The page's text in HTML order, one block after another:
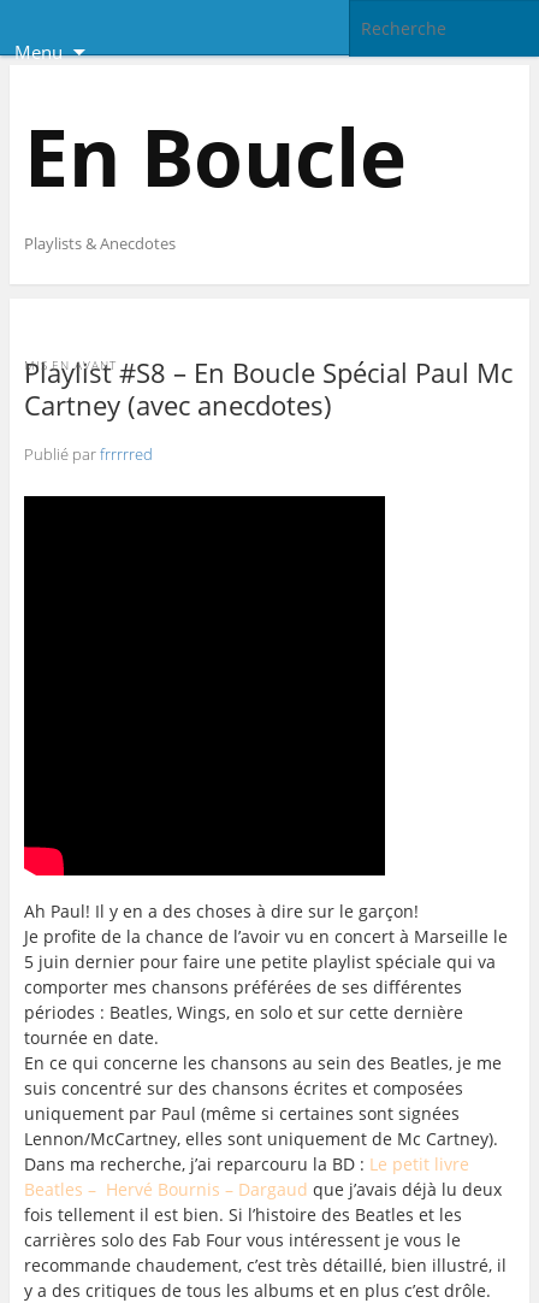
Menu
En Boucle
Playlists & Anecdotes
Playlist #S8 – En Boucle Spécial Paul Mc
Cartney (avec anecdotes)
MIS EN AVANT
Publié parfrrrrred
Ah Paul! Il y en a des choses à dire sur le garçon!
Je profite de la chance de l’avoir vu en concert à Marseille le
5 juin dernier pour faire une petite playlist spéciale qui va
comporter mes chansons préférées de ses différentes
périodes : Beatles, Wings, en solo et sur cette dernière
tournée en date.
En ce qui concerne les chansons au sein des Beatles, je me
suis concentré sur des chansons écrites et composées
uniquement par Paul (même si certaines sont signées
Lennon/McCartney, elles sont uniquement de Mc Cartney).
Dans ma recherche, j’ai reparcouru la BD : Le petit livre
Beatles – Hervé Bournis – Dargaud que j’avais déjà lu deux
fois tellement il est bien. Si l’histoire des Beatles et les
carrières solo des Fab Four vous intéressent je vous le
recommande chaudement, c’est très détaillé, bien illustré, il
y a des critiques de tous les albums et en plus c’est drôle.